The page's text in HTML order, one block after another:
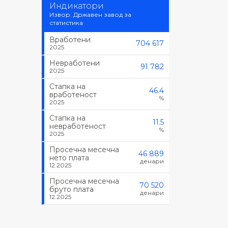
Индикатори
Извор: Државен завод за
статистика
Вработени
2025
Невработени
2025
Стапка на
вработеност
2025
46.4
Стапка на
невработеност
2025
11.5
Просечна месечна
нето плата
12.2025
46 889
Просечна месечна
бруто плата
12.2025
70 520